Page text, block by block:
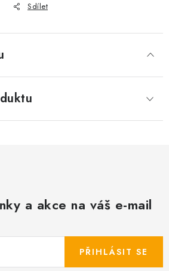
Sdílet
a akce na váš e-mail
PŘIHLÁSIT SE